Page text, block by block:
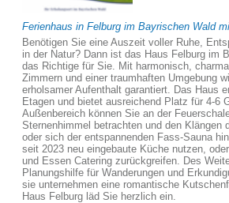
Ferienhaus in Felburg im Bayrischen Wald
Benötigen Sie eine Auszeit voller Ruhe,
in der Natur? Dann ist das Haus Felburg im
das Richtige für Sie. Mit harmonisch,
Zimmern und einer traumhaften Umgebung
erholsamer Aufenthalt garantiert. Das Haus
Etagen und bietet ausreichend Platz für 4-6
Außenbereich können Sie an der
Sternenhimmel betrachten und den Klängen
oder sich der entspannenden Fass-Sauna
seit 2023 neu eingebaute Küche nutzen,
und Essen Catering zurückgreifen. Des
Planungshilfe für Wanderungen und
sie unternehmen eine romantische
Haus Felburg läd Sie herzlich ein.